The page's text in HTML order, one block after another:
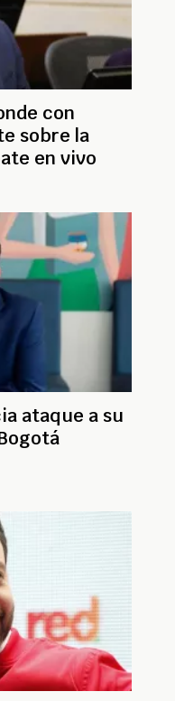
con
sobre la
en vivo
ataque a su